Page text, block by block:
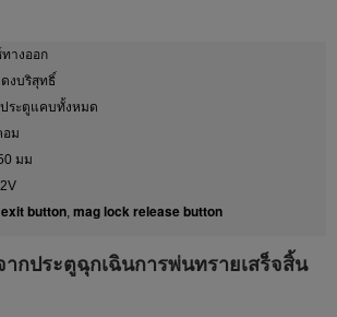
างออก
งบริสุทธิ์
ระตูแคบทั้งหมด
อม
มม
button, mag lock release button
กประตูฉุกเฉินการพ่นทรายเสร็จสิ้น